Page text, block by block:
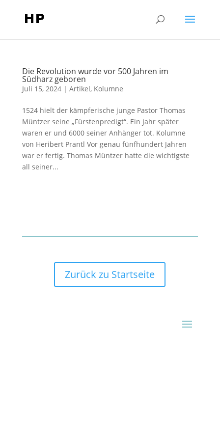
Die Revolution wurde vor 500 Jahren im
Südharz geboren
Juli 15, 2024| Artikel, Kolumne
1524 hielt der kämpferische junge Pastor Thomas
Müntzer seine „Fürstenpredigt“. Ein Jahr später
waren er und 6000 seiner Anhänger tot. Kolumne
von Heribert Prantl Vor genau fünfhundert Jahren
war er fertig. Thomas Müntzer hatte die wichtigste
all seiner...
Zurück zu Startseite